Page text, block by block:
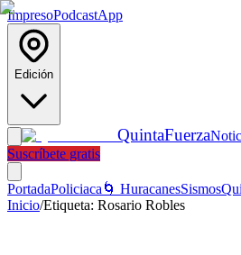
ImpresoPodcastApp
Edición
QuintaFuerza
Suscríbete gratis
PortadaPoliciaca 🌀 HuracanesSismos
Inicio/Etiqueta: Rosario Robles